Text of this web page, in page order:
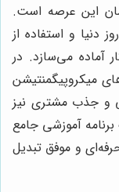
این عرصه است.
دنیا و استفاده از
آماده می‌سازد. در
میکروپیگمنتیشن
و جذب مشتری نیز
آموزشی جامع
و موفق تبدیل